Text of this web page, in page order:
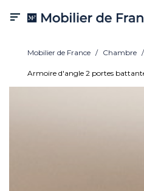
Mobilier de France Chambre
Armoire d'angle 2 portes